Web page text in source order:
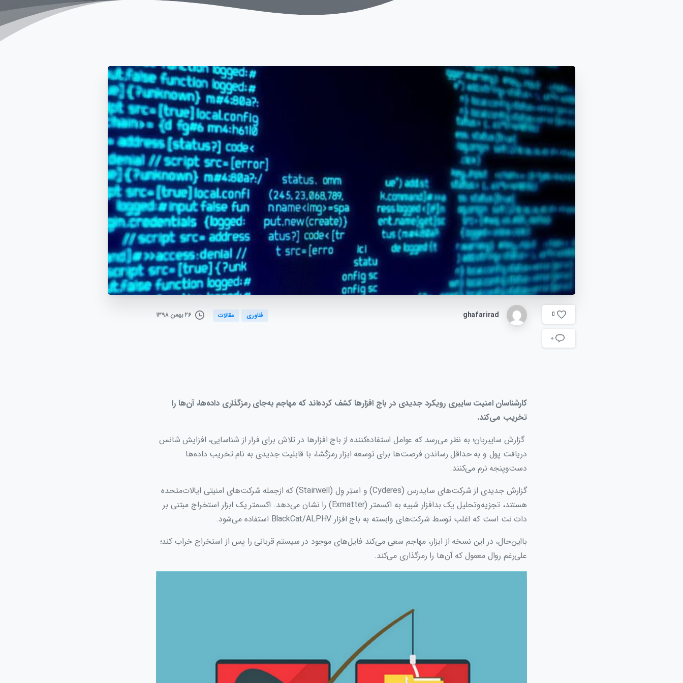
0
۰
ghafarirad فناوری مقالات ۲۶ بهمن ۱۳۹۸
کارشناسان امنیت سایبری رویکرد جدیدی در باج افزارها کشف کرده‌اند که مهاجم به‌جای رمزگذاری داده‌ها، آن‌ها را
تخریب می‌کند.
گزارش سایبربان؛ به نظر می‌رسد که عوامل استفاده‌کننده از باج افزارها در تلاش برای فرار از شناسایی، افزایش شانس
دریافت پول و به حداقل رساندن فرصت‌ها برای توسعه ابزار رمزگشا، با قابلیت‌ جدیدی به نام تخریب داده‌ها
دست‌وپنجه نرم می‌کنند.
گزارش جدیدی از شرکت‌های سایدرس (Cyderes) و استِر وِل (Stairwell) که ازجمله شرکت‌های امنیتی ایالات‌متحده
هستند، تجزیه‌وتحلیل یک بدافزار شبیه به اکسمتر (Exmatter) را نشان می‌دهد. اکسمتر یک ابزار استخراج مبتنی بر
دات نت است که اغلب توسط شرکت‌های وابسته به باج افزار BlackCat/ALPHV استفاده می‌شود.
بااین‌حال، در این نسخه از ابزار، مهاجم سعی می‌کند فایل‌های موجود در سیستم قربانی را پس از استخراج خراب کند؛
علی‌رغم روال معمول که آن‌ها را رمزگذاری می‌کند.